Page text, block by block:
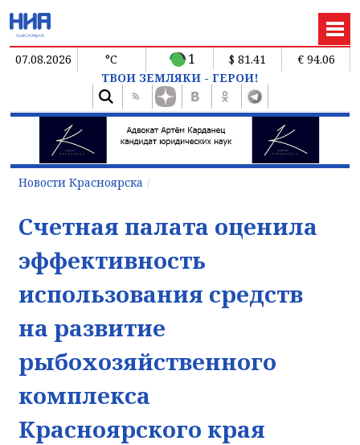
07.08.2026 °C 1 $ 81.41
€ 94.06
ТВОИ ЗЕМЛЯКИ - ГЕРОИ!
Новости Красноярска
Счетная палата оценила
эффективность
использования средств
на развитие
рыбохозяйственного
комплекса
Красноярского края